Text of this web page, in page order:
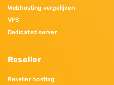
Webhosting vergelijken
VPS
Dedicated server
Reseller
Reseller hosting